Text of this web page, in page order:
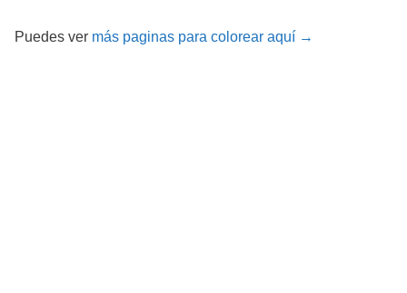
Puedes ver más paginas para colorear aquí →